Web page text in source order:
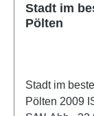
Stadt im
Pölten
Stadt im besten Alter. 850 Jahre
Pölten 2009